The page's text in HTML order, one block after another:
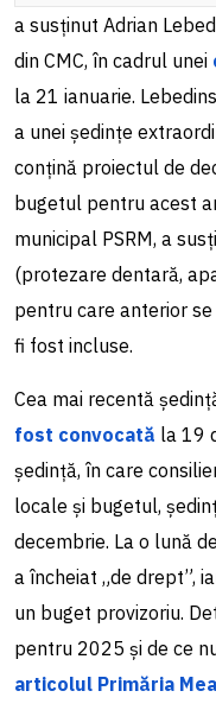
a susținut Adrian
din CMC, în cadrul unei
la 21 ianuarie.
a unei ședințe
conțină proiectul de
bugetul pentru acest
municipal PSRM, a
(protezare dentară,
pentru care anterior
fi fost incluse.
Cea mai recentă
fost convocată la 19
ședință, în care
locale și bugetul,
decembrie. La o lună
a încheiat „de drept”,
un buget provizoriu.
pentru 2025 și de ce
articolul Primăria Mea